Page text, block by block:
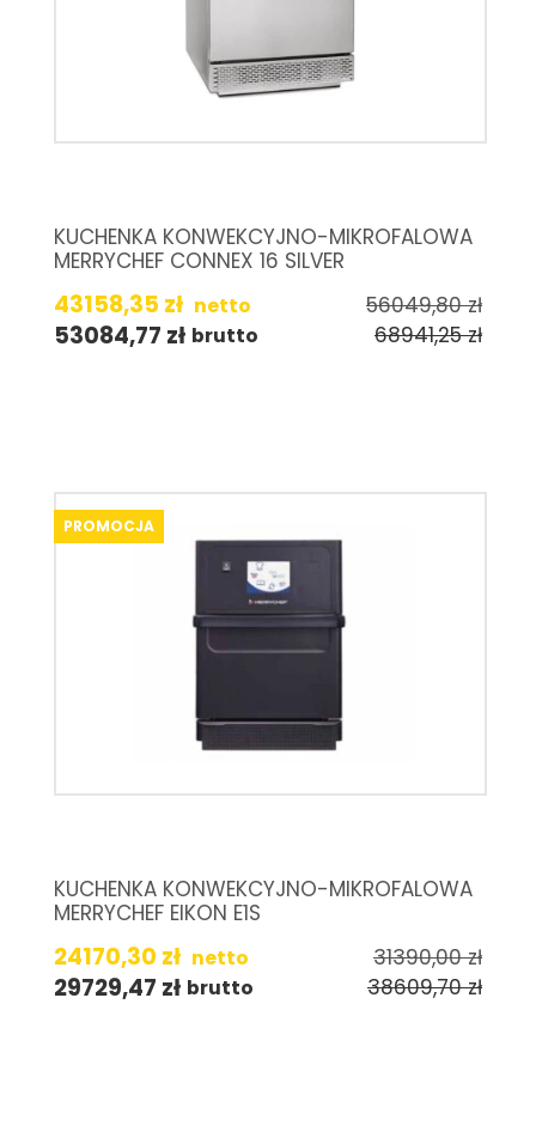
KUCHENKA KONWEKCYJNO-MIKROFALOWA
MERRYCHEF CONNEX 16 SILVER
43158,35 zł netto 56049,80zł
53084,77 zł brutto 68941,25zł
PROMOCJA
KUCHENKA KONWEKCYJNO-MIKROFALOWA
MERRYCHEF EIKON E1S
24170,30 zł netto 31390,00zł
29729,47 zł brutto 38609,70zł